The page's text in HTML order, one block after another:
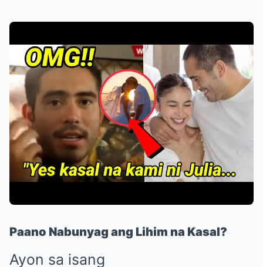
Paano Nabunyag ang Lihim na Kasal?
Ayon sa isang